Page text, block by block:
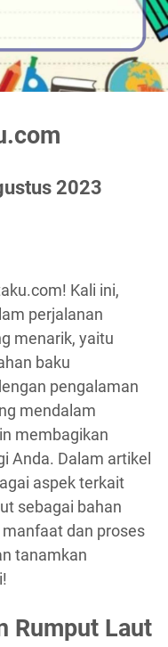
2023
Kali ini,
perjalanan
menarik, yaitu
baku
pengalaman
mendalam
membagikan
Anda. Dalam artikel
aspek terkait
sebagai bahan
dan proses
tanamkan
Rumput Laut